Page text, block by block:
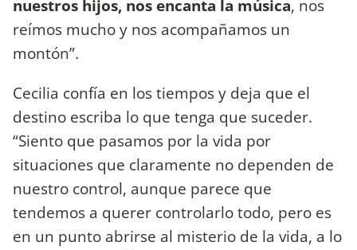
nuestros hijos, nos encanta la música, nos
reímos mucho y nos acompañamos un
montón”.
Cecilia confía en los tiempos y deja que el
destino escriba lo que tenga que suceder.
“Siento que pasamos por la vida por
situaciones que claramente no dependen de
nuestro control, aunque parece que
tendemos a querer controlarlo todo, pero es
en un punto abrirse al misterio de la vida, a lo